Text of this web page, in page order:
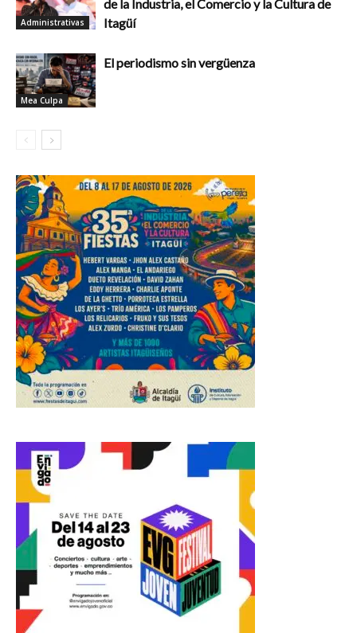
Administrativas
de la Industria, el Comercio y la Cultura de
Itagüí
Mea Culpa
El periodismo sin vergüenza